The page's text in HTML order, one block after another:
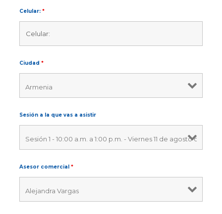
Celular: *
Ciudad *
Sesión a la que vas a asistir
Asesor comercial *